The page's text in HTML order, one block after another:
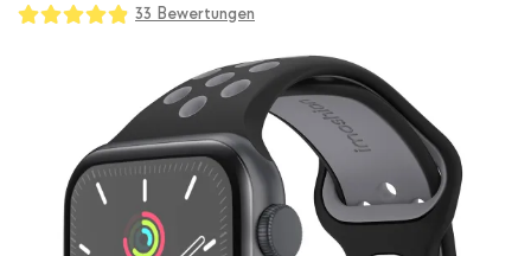
Bewertung:
97
100
33 Bewertungen